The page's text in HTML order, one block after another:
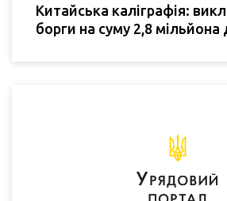
Китайська каліграфія:
борги на суму 2,8 мільйона